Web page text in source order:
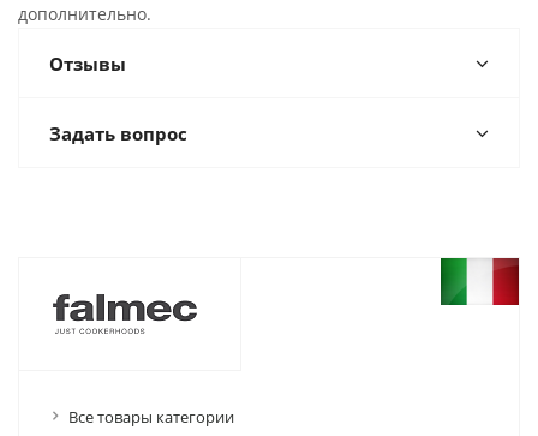
дополнительно.
Отзывы
Задать вопрос
Все товары категории